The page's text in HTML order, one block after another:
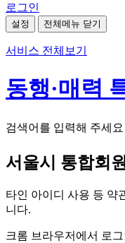
로그인
설정 전체메뉴 닫기
서비스 전체보기
동행·매력
검색어를 입력해 주세요
서울시 통합회
타인 아이디 사용 등 약
니다.
크롬 브라우저에서 로